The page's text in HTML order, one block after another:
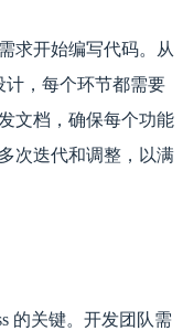
求开始编写代码。从
计，每个环节都需要
文档，确保每个功能
次迭代和调整，以满
的关键。开发团队需